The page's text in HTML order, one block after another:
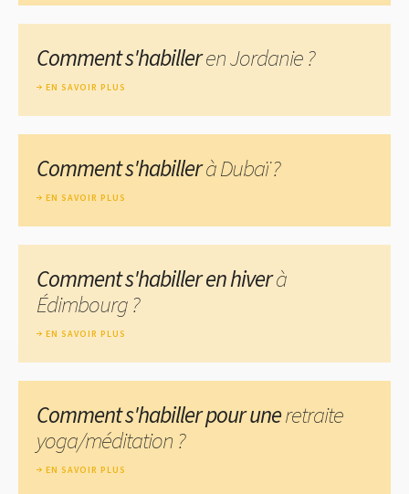
Comment s'habilleren Jordanie ?
EN SAVOIR PLUS
Comment s'habillerà Dubaï ?
EN SAVOIR PLUS
Comment s'habiller en hiverà
Édimbourg ?
EN SAVOIR PLUS
Comment s'habiller pour uneretraite
yoga/méditation ?
EN SAVOIR PLUS